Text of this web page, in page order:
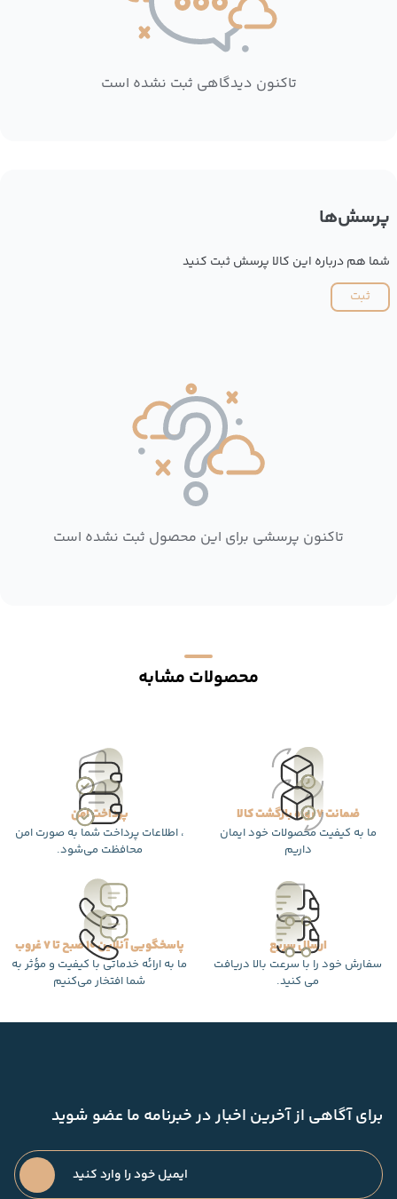
تاکنون دیدگاهی ثبت نشده است
پرسش‌ها
شما هم درباره این کالا پرسش ثبت کنید
ثبت
تاکنون پرسشی برای این محصول ثبت نشده است
محصولات مشابه
ضمانت 7 روزه بازگشت کالا
ما به کیفیت محصولات خود ایمان
داریم
پرداخت امن
، اطلاعات پرداخت شما به صورت امن
محافظت می‌شود.
ارسال سریع
سفارش خود را با سرعت بالا دریافت
می کنید.
پاسخگویی آنلاین 10 صبح تا 7 غروب
ما به ارائه خدماتی با کیفیت و مؤثر به
شما افتخار می‌کنیم
برای آگاهی از آخرین اخبار در خبرنامه ما عضو شوید